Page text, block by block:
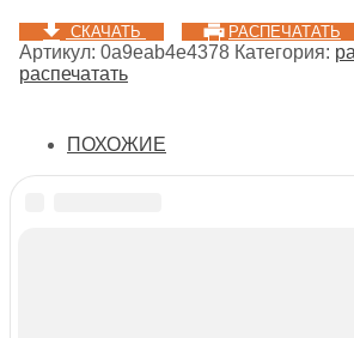
СКАЧАТЬ РАСПЕЧАТАТЬ
Артикул: 0a9eab4e4378 Категория:
распечатать
ПОХОЖИЕ